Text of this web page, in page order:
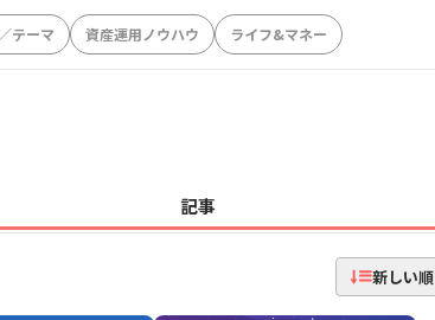
テーマ 資産運用ノウハウ ライフ&マネー
記事
新しい順